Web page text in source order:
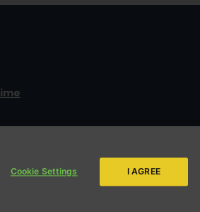
da LBVCookie Settings I AGREE